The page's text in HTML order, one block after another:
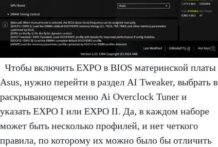
Чтобы включить EXPO в BIOS материнской платы
Asus, нужно перейти в раздел AI Tweaker, выбрать в
раскрывающемся меню Ai Overclock Tuner и
указать EXPO I или EXPO II. Да, в каждом наборе
может быть несколько профилей, и нет четкого
правила, по которому их можно было бы отличить